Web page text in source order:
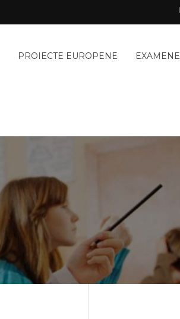
PROIECTE EUROPENE EXAMENE